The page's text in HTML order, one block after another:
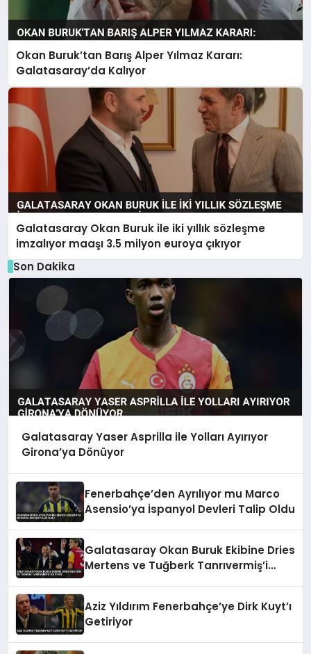
Okan Buruk’tan Barış Alper Yılmaz Kararı:
Galatasaray’da Kalıyor
Galatasaray Okan Buruk ile iki yıllık sözleşme
imzalıyor maaşı 3.5 milyon euroya çıkıyor
Son Dakika
Galatasaray Yaser Asprilla ile Yolları Ayırıyor
Girona’ya Dönüyor
Fenerbahçe’den Ayrılıyor mu Marco
Asensio’ya İspanyol Devleri Talip Oldu
Galatasaray Okan Buruk Ekibine Dries
Mertens ve Tuğberk Tanrıvermiş’i
Aziz Yıldırım Fenerbahçe’ye Dirk Kuyt’ı
Getiriyor